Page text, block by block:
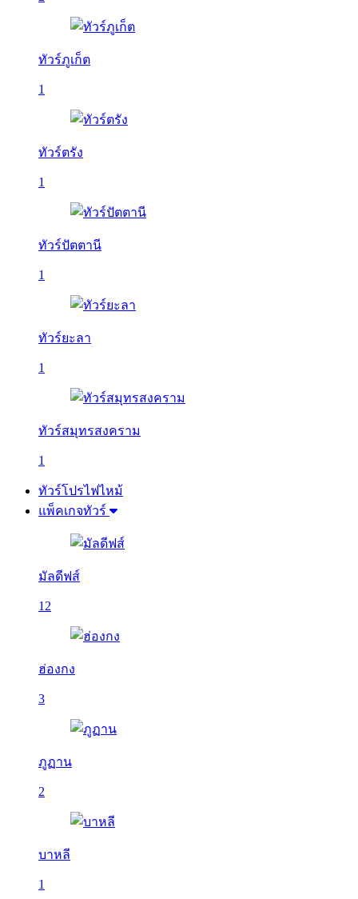
ทัวร์ภูเก็ต
1
ทัวร์ตรัง
1
ทัวร์ปัตตานี
1
ทัวร์ยะลา
1
ทัวร์สมุทรสงคราม
1
ทัวร์โปรไฟไหม้
แพ็คเกจทัวร์
มัลดีฟส์
12
ฮ่องกง
3
ภูฏาน
2
บาหลี
1